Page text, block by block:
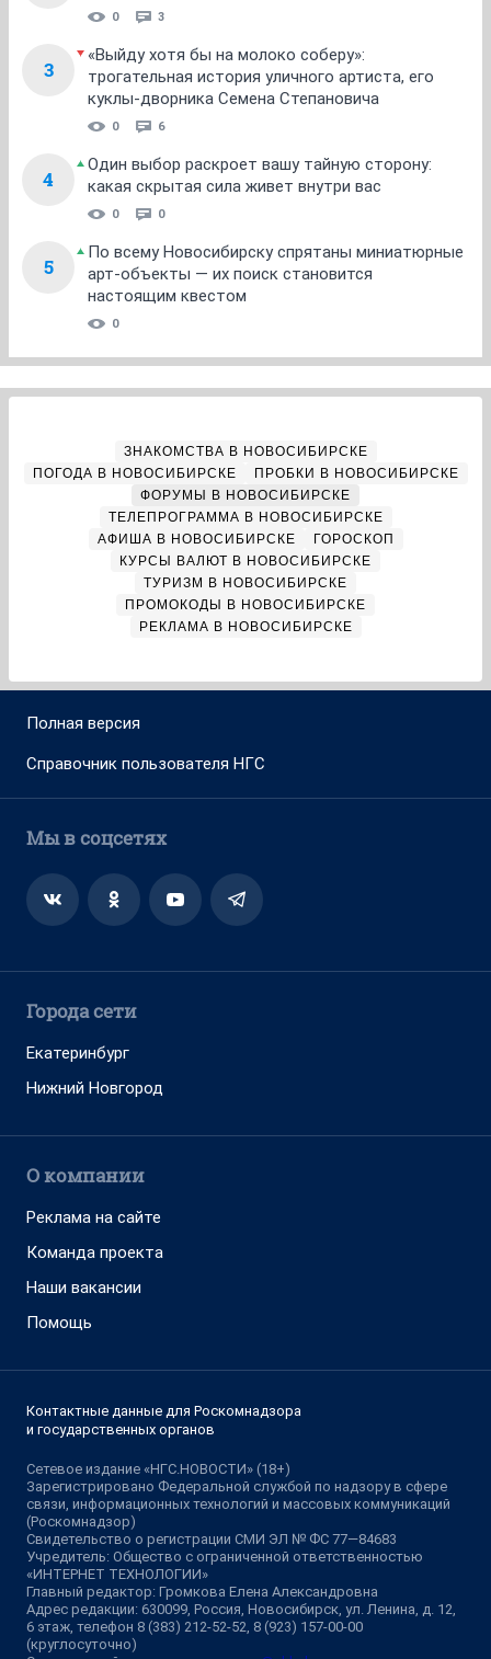
0 3
3
«Выйду хотя бы на молоко соберу»:
трогательная история уличного артиста, его
куклы-дворника Семена Степановича
0 6
4
Один выбор раскроет вашу тайную сторону:
какая скрытая сила живет внутри вас
0 0
5
По всему Новосибирску спрятаны миниатюрные
арт-объекты — их поиск становится
настоящим квестом
0
ЗНАКОМСТВА В НОВОСИБИРСКЕ
ПОГОДА В НОВОСИБИРСКЕ
ПРОБКИ В НОВОСИБИРСКЕ
ФОРУМЫ В НОВОСИБИРСКЕ
ТЕЛЕПРОГРАММА В НОВОСИБИРСКЕ
АФИША В НОВОСИБИРСКЕ
ГОРОСКОП
КУРСЫ ВАЛЮТ В НОВОСИБИРСКЕ
ТУРИЗМ В НОВОСИБИРСКЕ
ПРОМОКОДЫ В НОВОСИБИРСКЕ
РЕКЛАМА В НОВОСИБИРСКЕ
Полная версия
Справочник пользователя НГС
Мы в соцсетях
Города сети
Екатеринбург
Нижний Новгород
О компании
Реклама на сайте
Команда проекта
Наши вакансии
Помощь
Контактные данные для Роскомнадзора
и государственных органов
Сетевое издание «НГС.НОВОСТИ» (18+)
Зарегистрировано Федеральной службой по надзору в сфере
связи, информационных технологий и массовых коммуникаций
(Роскомнадзор)
Свидетельство о регистрации СМИ ЭЛ № ФС 77—84683
Учредитель: Общество с ограниченной ответственностью
«ИНТЕРНЕТ ТЕХНОЛОГИИ»
Главный редактор: Громкова Елена Александровна
Адрес редакции: 630099, Россия, Новосибирск, ул. Ленина, д. 12,
6 этаж, телефон 8 (383) 212-52-52, 8 (923) 157-00-00
(круглосуточно)